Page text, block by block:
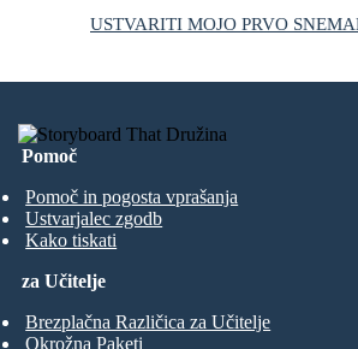
USTVARITI MOJO PRVO
Pomoč
Pomoč in pogosta vprašanja
Ustvarjalec zgodb
Kako tiskati
za Učitelje
Brezplačna Različica za Učitelje
Okrožna Paketi